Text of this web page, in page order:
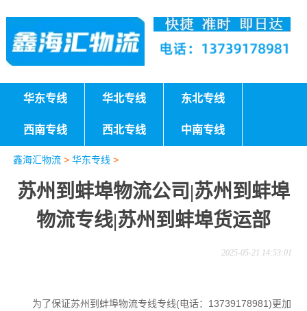
华东专线 华北专线 东北专线
西南专线 西北专线 中南专线
鑫海汇物流> 华东专线 >
苏州到蚌埠物流公司|苏州到蚌埠
物流专线|苏州到蚌埠货运部
2025-05-21 14:53:01
为了保证苏州到蚌埠物流专线专线(电话：13739178981)更加